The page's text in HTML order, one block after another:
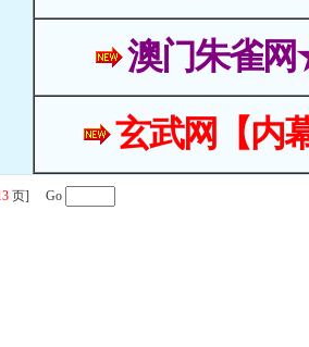
澳门朱雀
玄武网【内
页] Go